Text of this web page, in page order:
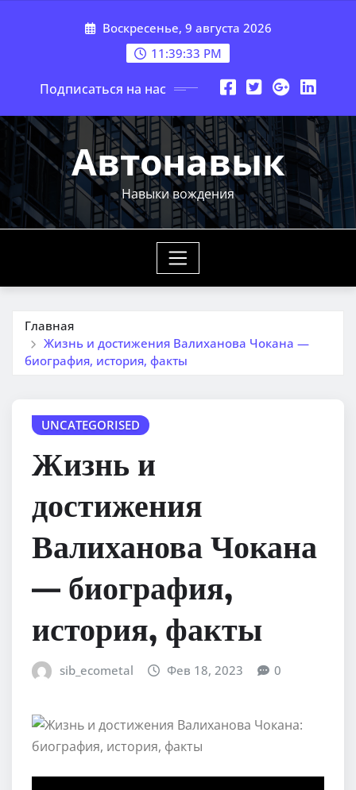
Воскресенье, 9 августа 2026
11:39:34 PM
Подписаться на нас
Автонавык
Навыки вождения
Главная
Жизнь и достижения Валиханова Чокана —
биография, история, факты
UNCATEGORISED
Жизнь и
достижения
Валиханова Чокана
— биография,
история, факты
sib_ecometal Фев 18, 2023 0